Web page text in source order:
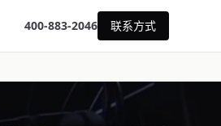
400-883-2046 联系方式